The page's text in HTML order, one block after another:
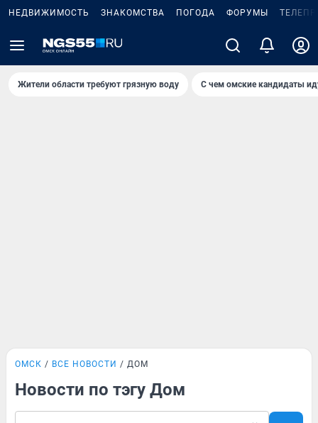
НЕДВИЖИМОСТЬ ЗНАКОМСТВА ПОГОДА ФОРУМЫ
Жители области требуют грязную воду С чем омские кандидаты
ОМСК ВСЕ НОВОСТИ ДОМ
Новости по тэгу Дом